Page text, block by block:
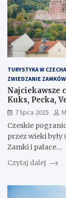
TURYSTYKA W
ZWIEDZANIE ZAMKÓW
Najciekawsze
Kuks, Pecka,
7 lipca 2025
Czeskie
przez wieki
Zamki i pałace…
Czytaj dalej